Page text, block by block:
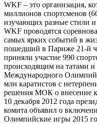
WKF – это организация,
миллионов спортсменов
изучающих разные стили
WKF проводятся
самых ярких событий в
пошедший в Париже 21-й
приняли участие 990
происходящим на татами
Международного
млн каратистов с
решения МОК о внесение
10 декабря 2012 года
комита объявил о
Олимпийские игры 2015